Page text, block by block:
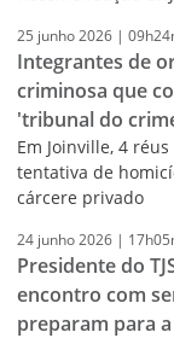
25 junho2026 |
Integrantes de
criminosa que
'tribunal do
Em Joinville, 4
tentativa de
cárcere privado
24 junho2026 |
Presidente do
encontro com
preparam para